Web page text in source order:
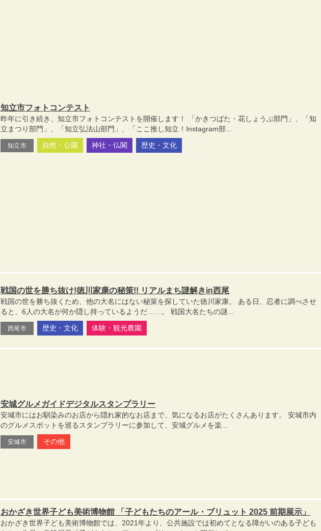
知立市フォトコンテスト
昨年に引き続き、知立市フォトコンテストを開催します！ 「かきつばた・花しょうぶ部門」、「知
立まつり部門」、「知立弘法山部門」、「ここ推し知立！Instagram部...
知立市 自然・公園 神社・仏閣 歴史・文化
戦国の世を勝ち抜け!徳川家康の秘策!! リアルまち謎解きin西尾
戦国の世を勝ち抜くため、他の大名にはない秘策を探していた徳川家康。 ある日、忍者に調べさせ
ると、6人の大名が何か隠し持っているようだ……。 戦国大名たちの謎...
西尾市 歴史・文化 体験・観光農園
安城グルメガイドデジタルスタンプラリー
安城市にはお馴染みのお店から隠れ家的なお店まで、気になるお店がたくさんあります。 安城市内
のグルメスポットを巡るスタンプラリーに参加して、安城グルメを楽...
安城市 その他
おかざき世界子ども美術博物館 「子どもたちのアール・ブリュット 2025 前期展示」
おかざき世界子ども美術博物館では、2021年より、公共施設では初めてとなる障がいのある子ども